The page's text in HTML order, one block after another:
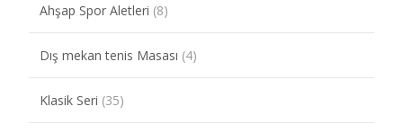
Ahşap Spor Aletleri (8)
Dış mekan tenis Masası (4)
Klasik Seri (35)